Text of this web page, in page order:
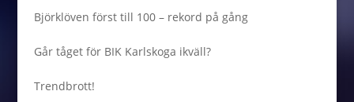
Björklöven först till 100 – rekord på gång
Går tåget för BIK Karlskoga ikväll?
Trendbrott!